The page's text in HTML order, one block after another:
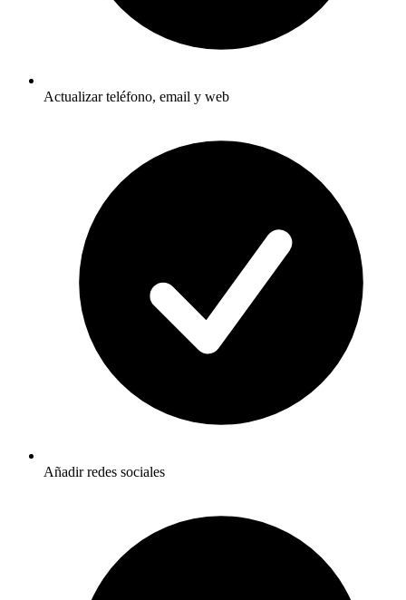
Actualizar teléfono, email y web
Añadir redes sociales